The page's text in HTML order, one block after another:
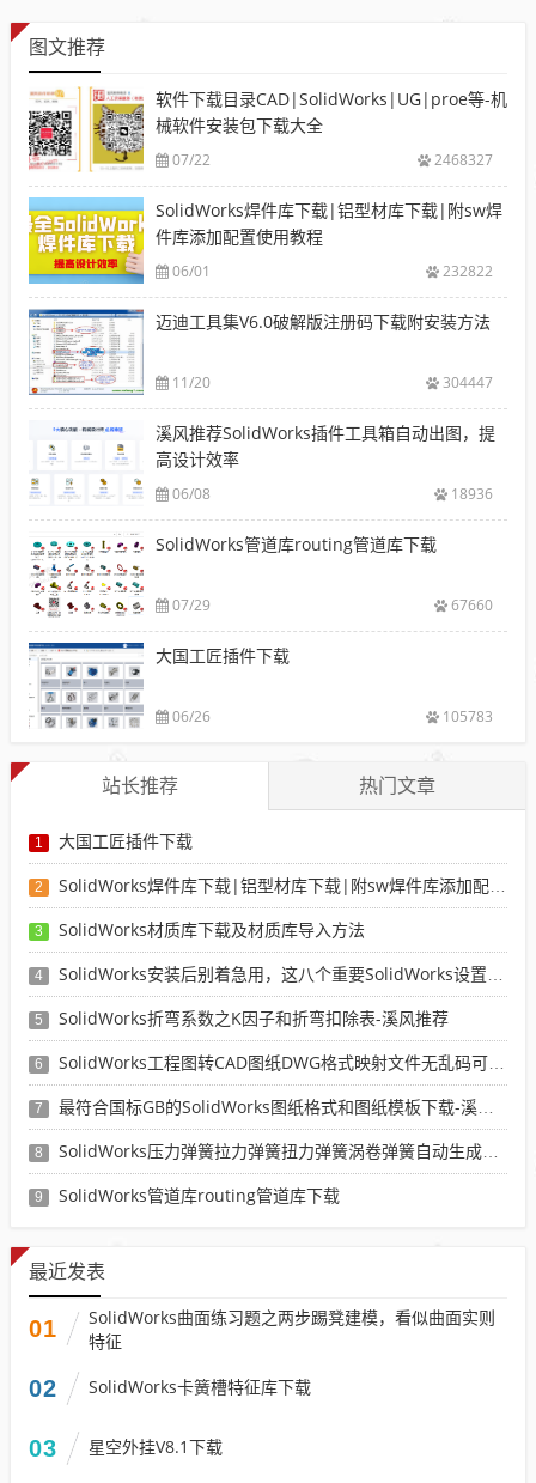
图文推荐
软件下载目录CAD|SolidWorks|UG|proe等-机
械软件安装包下载大全
07/22 2468327
SolidWorks焊件库下载|铝型材库下载|附sw焊
件库添加配置使用教程
06/01 232822
迈迪工具集V6.0破解版注册码下载附安装方法
11/20 304447
溪风推荐SolidWorks插件工具箱自动出图，提
高设计效率
06/08 18936
SolidWorks管道库routing管道库下载
07/29 67660
大国工匠插件下载
06/26 105783
站长推荐 热门文章
1 大国工匠插件下载
2 SolidWorks焊件库下载|铝型材库下载|附sw焊件库添加配置使用教程
3 SolidWorks材质库下载及材质库导入方法
4 SolidWorks安装后别着急用，这八个重要SolidWorks设置可以提高你的画图效率
5 SolidWorks折弯系数之K因子和折弯扣除表-溪风推荐
6 SolidWorks工程图转CAD图纸DWG格式映射文件无乱码可分层-溪风亲测推荐
7 最符合国标GB的SolidWorks图纸格式和图纸模板下载-溪风专用版
8 SolidWorks压力弹簧拉力弹簧扭力弹簧涡卷弹簧自动生成宏程序下载
9 SolidWorks管道库routing管道库下载
最近发表
01
SolidWorks曲面练习题之两步踢凳建模，看似曲面实则
特征
02 SolidWorks卡簧槽特征库下载
03 星空外挂V8.1下载